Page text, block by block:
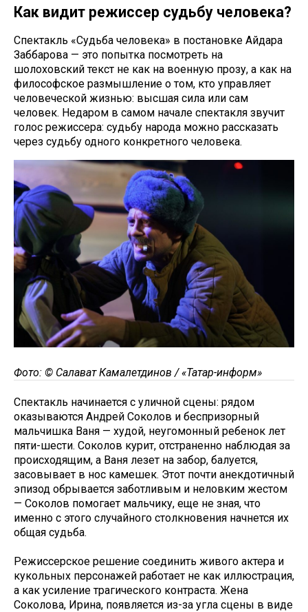
Как видит режиссер судьбу человека?
Спектакль «Судьба человека» в постановке Айдара
Заббарова — это попытка посмотреть на
шолоховский текст не как на военную прозу, а как на
философское размышление о том, кто управляет
человеческой жизнью: высшая сила или сам
человек. Недаром в самом начале спектакля звучит
голос режиссера: судьбу народа можно рассказать
через судьбу одного конкретного человека.
Фото: © Салават Камалетдинов / «Татар-информ»
Спектакль начинается с уличной сцены: рядом
оказываются Андрей Соколов и беспризорный
мальчишка Ваня — худой, неугомонный ребенок лет
пяти-шести. Соколов курит, отстраненно наблюдая за
происходящим, а Ваня лезет на забор, балуется,
засовывает в нос камешек. Этот почти анекдотичный
эпизод обрывается заботливым и неловким жестом
— Соколов помогает мальчику, еще не зная, что
именно с этого случайного столкновения начнется их
общая судьба.
Режиссерское решение соединить живого актера и
кукольных персонажей работает не как иллюстрация,
а как усиление трагического контраста. Жена
Соколова, Ирина, появляется из-за угла сцены в виде